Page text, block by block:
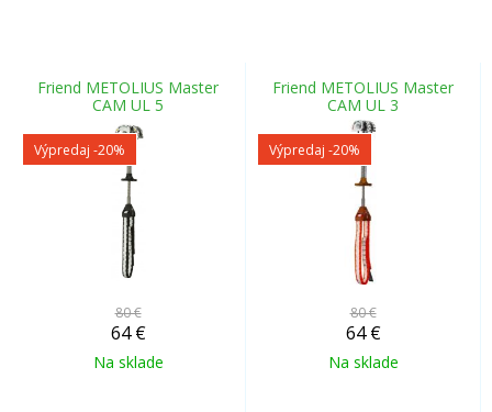
Friend METOLIUS Master
CAM UL 5
Výpredaj -20%
80 €
64 €
Na sklade
Friend METOLIUS Master
CAM UL 3
Výpredaj -20%
80 €
64 €
Na sklade